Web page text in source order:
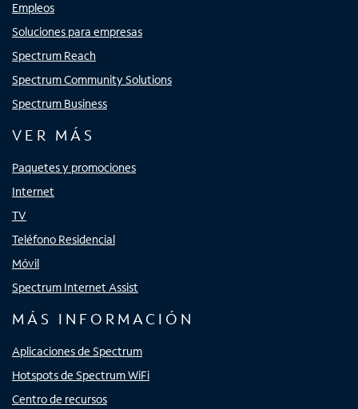
Empleos
Soluciones para empresas
Spectrum Reach
Spectrum Community Solutions
Spectrum Business
VER MÁS
Paquetes y promociones
Internet
TV
Teléfono Residencial
Móvil
Spectrum Internet Assist
MÁS INFORMACIÓN
Aplicaciones de Spectrum
Hotspots de Spectrum WiFi
Centro de recursos